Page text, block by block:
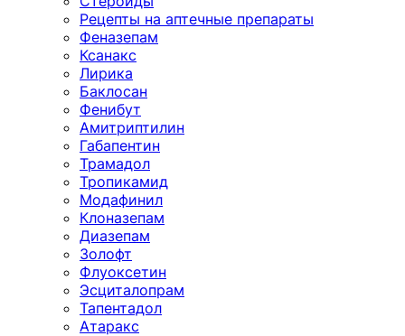
Рецепты на аптечные препараты
Феназепам
Ксанакс
Лирика
Баклосан
Фенибут
Амитриптилин
Габапентин
Трамадол
Тропикамид
Модафинил
Клоназепам
Диазепам
Золофт
Флуоксетин
Эсциталопрам
Тапентадол
Атаракс